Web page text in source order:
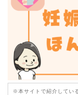
※本サイトで紹介してい